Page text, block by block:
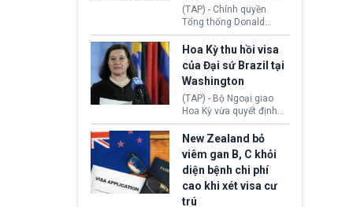
(TAP) - Chính quyền
Tổng thống Donald
Trump đã hoàn trả
khoảng 100 tỷ USD thuế
quan từng thu theo Đạo
luật Quyền hạn Kinh tế
Khẩn cấp Quốc tế
(IEEPA). Động thái này
diễn ra sau phán quyết
hồi tháng 2 bởi Tòa án
Tối cao Hoa Kỳ
(SCOTUS) khi tuyên bố,
việc áp thuế diện rộng là
hoàn toàn bất hợp pháp.
Hoa Kỳ thu hồi visa
của Đại sứ Brazil tại
Washington
(TAP) - Bộ Ngoại giao
Hoa Kỳ vừa quyết định
thu hồi thị thực (visa)
của bà Maria Luiza
Ribeiro Viotti - Đại sứ
Brazil tại Washington.
Động thái trên diễn ra
trong bối cảnh tranh
chấp ngoại giao giữa
New Zealand bỏ
viêm gan B, C khỏi
diện bệnh chi phí
cao khi xét visa cư
trú